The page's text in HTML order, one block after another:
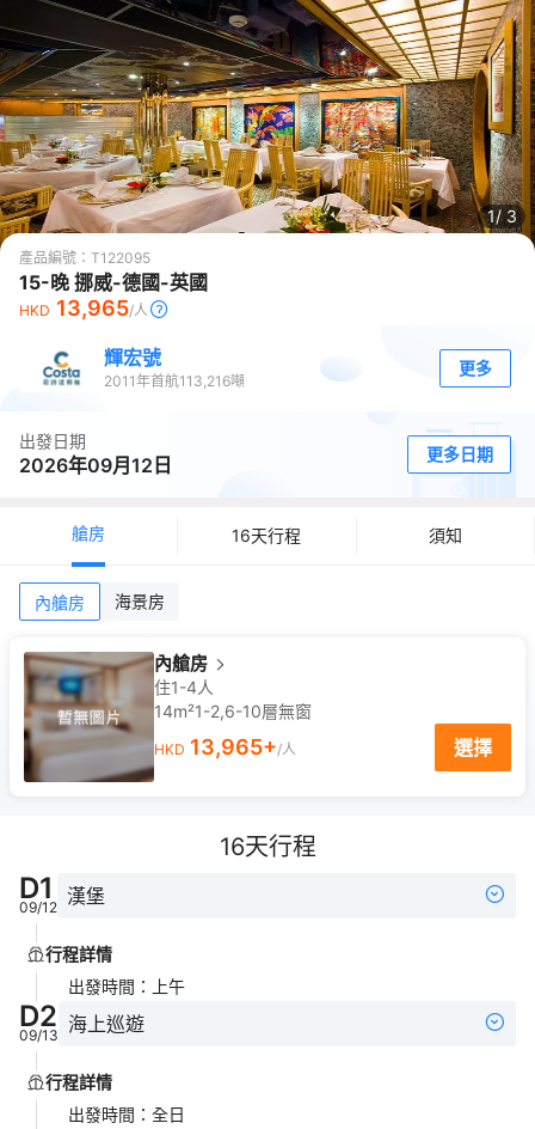
1/3
產品編號： T122095
15-晚 挪威-德國-英國
HKD 13,965/人
輝宏號
2011年首航113,216噸
更多
出發日期
2026年09月12日 更多日期
艙房 16天行程 須知
內艙房 海景房
內艙房
住1-4人
14m²1-2,6-10層無窗
HKD 13,965+/人 選擇
16天行程
D1
09/12 漢堡
行程詳情
出發時間 ： 上午
D2
09/13 海上巡遊
行程詳情
出發時間 ： 全日